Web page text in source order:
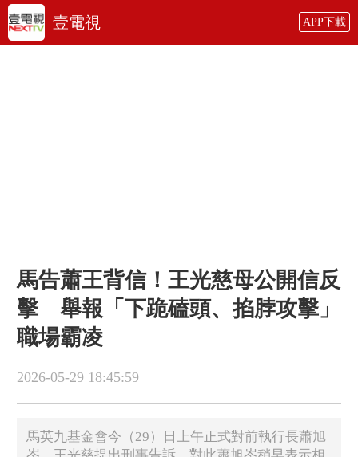
壹電視 APP下載
馬告蕭王背信！王光慈母公開信反
擊 舉報「下跪磕頭、掐脖攻擊」
職場霸凌
2026-05-29 18:45:59
馬英九基金會今（29）日上午正式對前執行長蕭旭